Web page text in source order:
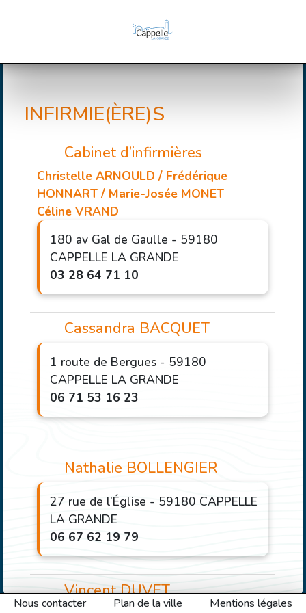
INFIRMIE(ÈRE)S
Cabinet d’infirmières
Christelle ARNOULD / Frédérique
HONNART / Marie-Josée MONET
Céline VRAND
180 av Gal de Gaulle - 59180
CAPPELLE LA GRANDE
03 28 64 71 10
Cassandra BACQUET
1 route de Bergues - 59180
CAPPELLE LA GRANDE
06 71 53 16 23
Nathalie BOLLENGIER
27 rue de l’Église - 59180 CAPPELLE
LA GRANDE
06 67 62 19 79
Vincent DUVET
Nous contacter Plan de la ville Mentions légales